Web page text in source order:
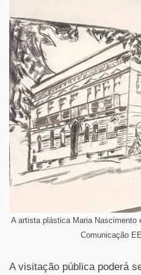
A artista plástica Maria Nascimento
Comunicação
A visitação pública poderá